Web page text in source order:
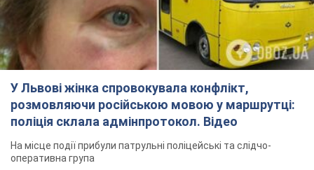
На місце події прибули патрульні поліцейські та слідчо-
оперативна група
9,7 т.
"Воюють, бо дурні": у Чернівцях
водій автобуса зневажив
українських військових і поплатився.
Відео
та образ військових